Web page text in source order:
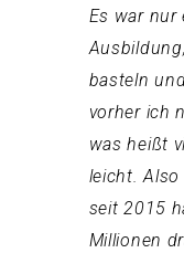
Es war nur
basteln
vorher ich
was heißt
leicht.
seit 2015
Millionen